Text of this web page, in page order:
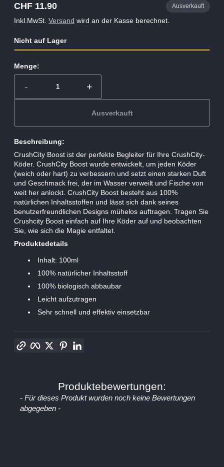
Regulärer
Preis
CHF 11.90 Ausverkauft
Inkl.MwSt. Versand wird an der Kasse berechnet.
Nicht auf Lager
Menge:
- +
Ausverkauft
Beschreibung:
CrushCity Boost ist der perfekte Begleiter für Ihre CrushCity-
Köder. CrushCity Boost wurde entwickelt, um jeden Köder
(weich oder hart) zu verbessern und setzt einen starken Duft
und Geschmack frei, der im Wasser verweilt und Fische von
weit her anlockt. CrushCity Boost besteht aus 100%
natürlichen Inhaltsstoffen und lässt sich dank seines
benutzerfreundlichen Designs mühelos auftragen. Tragen Sie
Crushcity Boost einfach auf Ihre Köder auf und beobachten
Sie, wie sich die Magie entfaltet.
Produktedetails
Inhalt: 100ml
100% natürlicher Inhaltsstoff
100% biologisch abbaubar
Leicht aufzutragen
Sehr schnell und effektiv einsetzbar
FacebookTwitterPinterest
Produktebewertungen:
- Für dieses Produkt wurden noch keine Bewertungen
abgegeben -
New content loaded